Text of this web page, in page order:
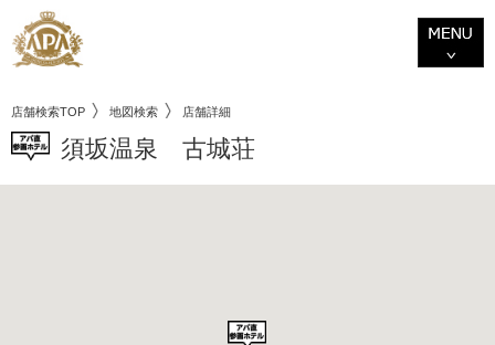
店舗検索TOP 地図検索 店舗詳細
須坂温泉 古城荘